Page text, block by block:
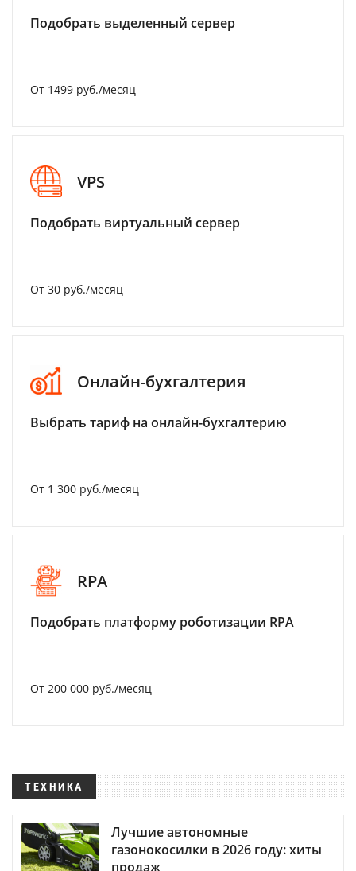
Подобрать выделенный сервер
От 1499 руб./месяц
VPS
Подобрать виртуальный сервер
От 30 руб./месяц
Онлайн-бухгалтерия
Выбрать тариф на онлайн-бухгалтерию
От 1 300 руб./месяц
RPA
Подобрать платформу роботизации RPA
От 200 000 руб./месяц
ТЕХНИКА
Лучшие автономные
газонокосилки в 2026 году: хиты
продаж